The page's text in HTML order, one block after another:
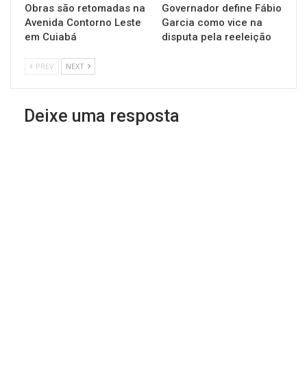
Obras são retomadas na
Avenida Contorno Leste
em Cuiabá
Governador define Fábio
Garcia como vice na
disputa pela reeleição
PREV NEXT
Deixe uma resposta